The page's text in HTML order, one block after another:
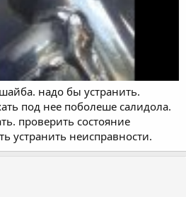
надо бы устранить.
под нее поболеше салидола.
проверить состояние
устранить неисправности.